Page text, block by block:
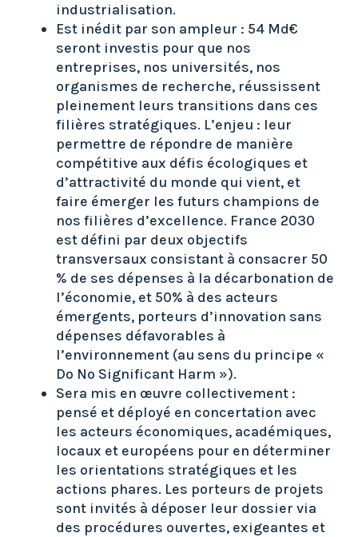
industrialisation.
Est inédit par son ampleur : 54 Md€
seront investis pour que nos
entreprises, nos universités, nos
organismes de recherche, réussissent
pleinement leurs transitions dans ces
filières stratégiques. L’enjeu : leur
permettre de répondre de manière
compétitive aux défis écologiques et
d’attractivité du monde qui vient, et
faire émerger les futurs champions de
nos filières d’excellence. France 2030
est défini par deux objectifs
transversaux consistant à consacrer 50
% de ses dépenses à la décarbonation de
l’économie, et 50% à des acteurs
émergents, porteurs d’innovation sans
dépenses défavorables à
l’environnement (au sens du principe «
Do No Significant Harm »).
Sera mis en œuvre collectivement :
pensé et déployé en concertation avec
les acteurs économiques, académiques,
locaux et européens pour en déterminer
les orientations stratégiques et les
actions phares. Les porteurs de projets
sont invités à déposer leur dossier via
des procédures ouvertes, exigeantes et